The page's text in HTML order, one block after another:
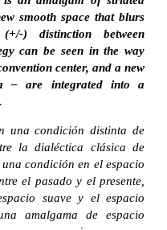
smooth space that blurs
) distinction between
can be seen in the way
center, and a new
– are integrated into a
una condición distinta de
la dialéctica clásica de
condición en el espacio
el pasado y el presente,
suave y el espacio
amalgama de espacio